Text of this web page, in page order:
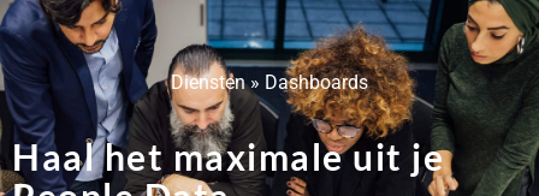
Diensten » Dashboards
Haal het maximale uit je